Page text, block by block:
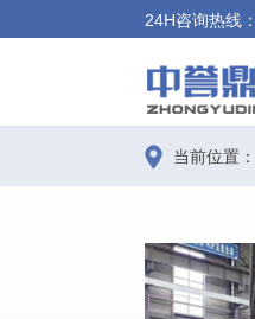
24H咨询热线：
当前位置：